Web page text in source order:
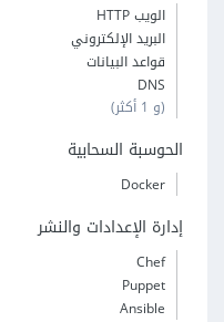
الويب HTTP
البريد الإلكتروني
قواعد البيانات
DNS
(و 1 أكثر)
الحوسبة السحابية
Docker
إدارة الإعدادات والنشر
Chef
Puppet
Ansible